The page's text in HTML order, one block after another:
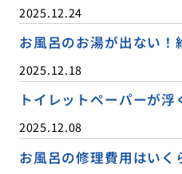
2025.12.24
お風呂のお湯が出ない！
2025.12.18
トイレットペーパーが浮
2025.12.08
お風呂の修理費用はい